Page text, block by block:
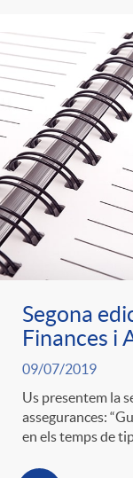
Segona
Finances i
09/07/2019
Us presentem la
assegurances:
en els temps de